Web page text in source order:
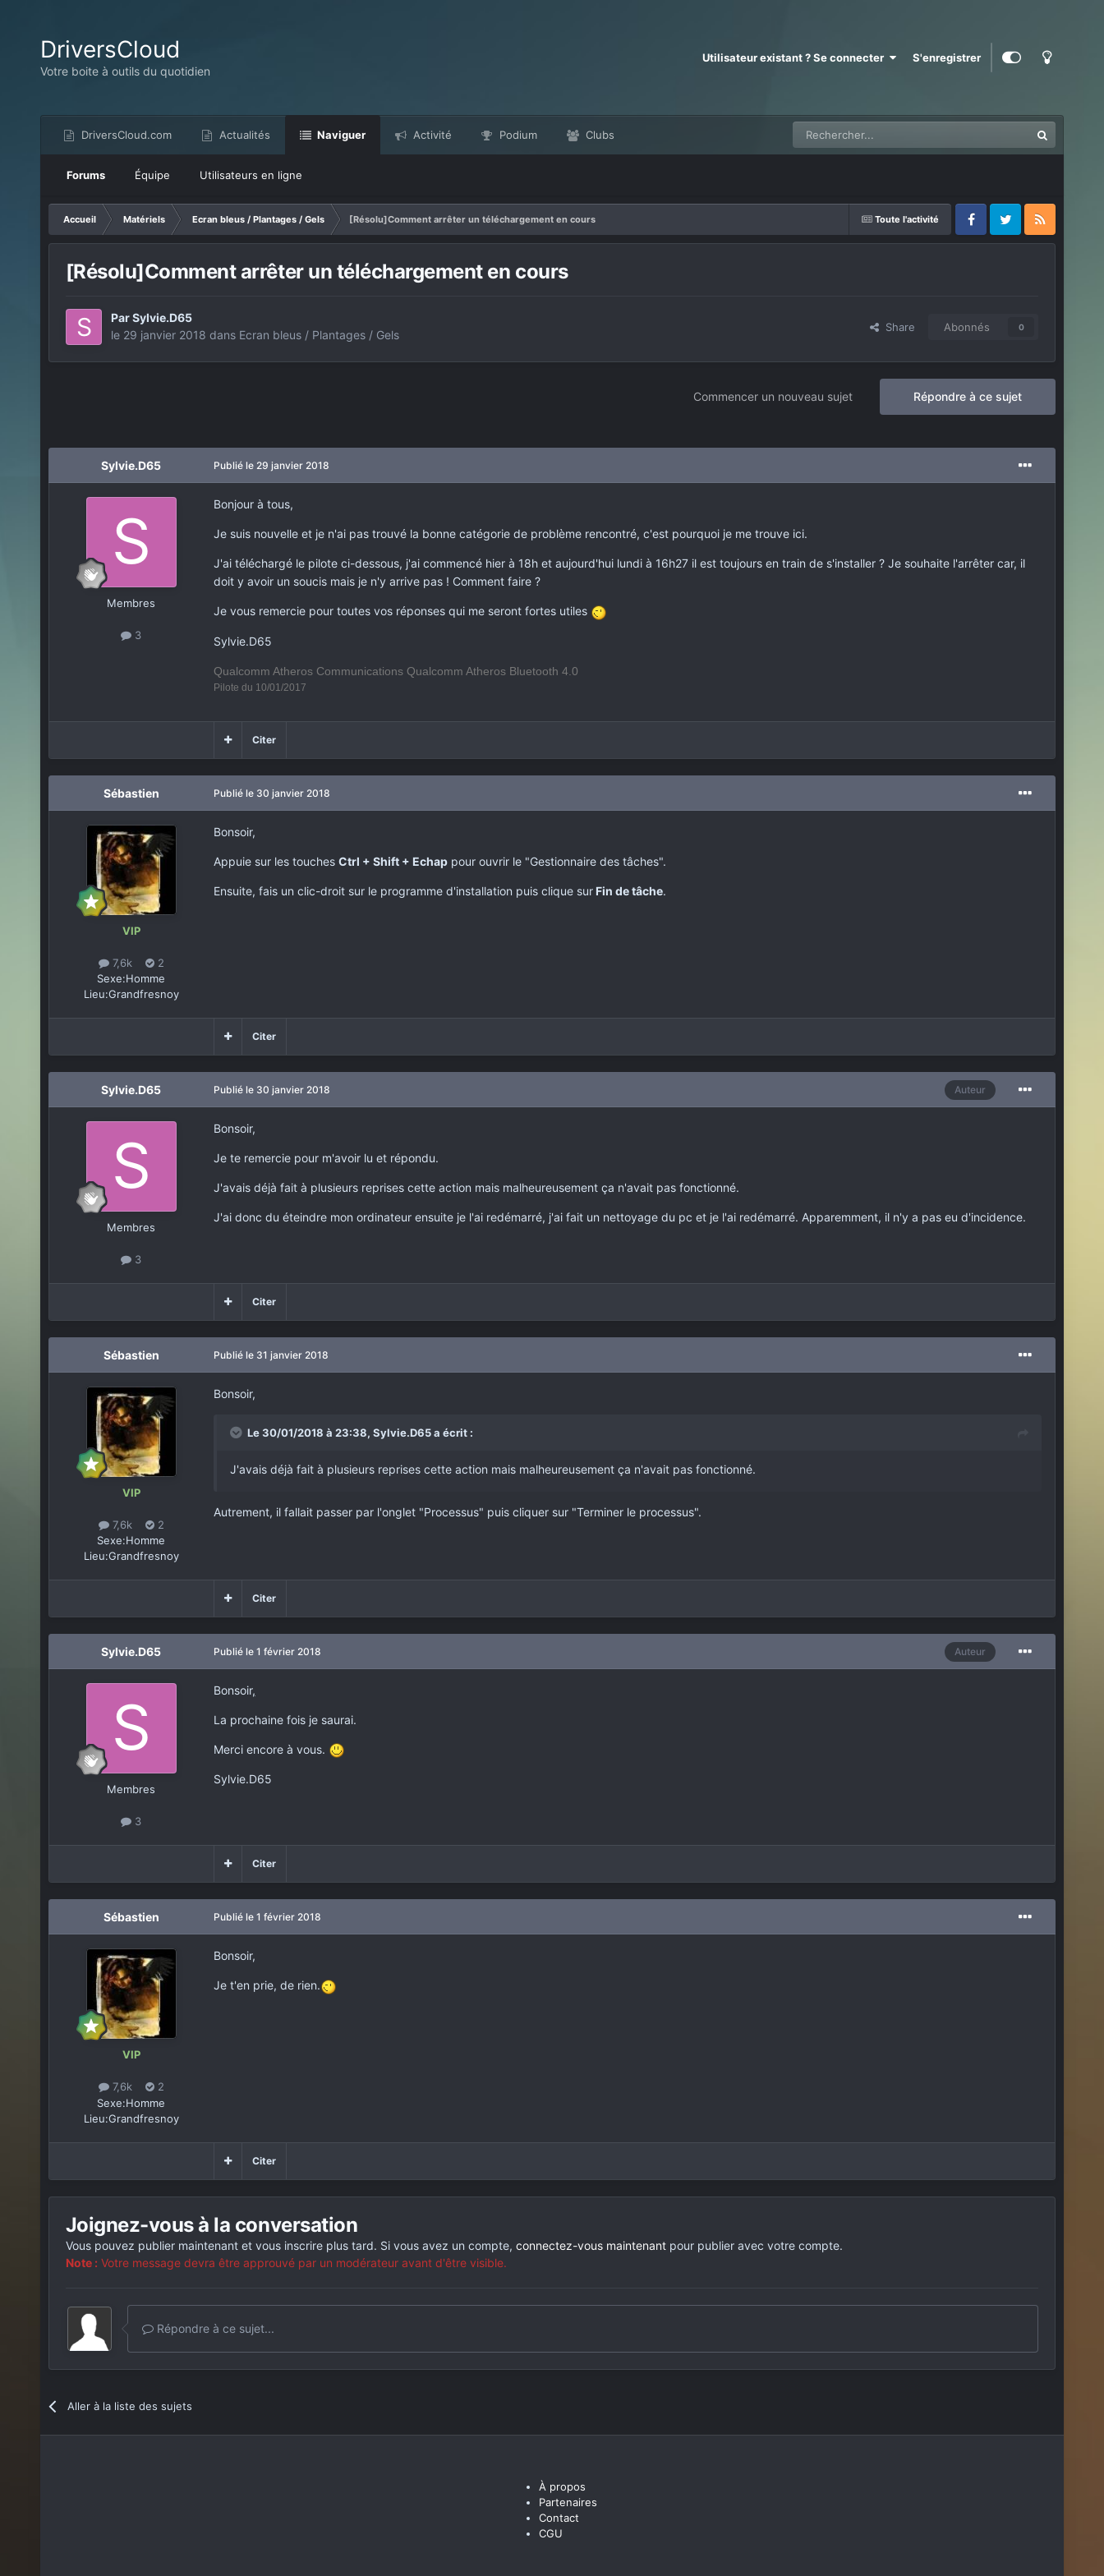
DriversCloud
Votre boite à outils du quotidien
Utilisateur existant ? Se connecter S'enregistrer
DriversCloud.com Actualités Naviguer
Forums Équipe Utilisateurs en ligne
Activité Podium Clubs
Toute l'activité
Accueil Matériels Ecran bleus / Plantages / Gels
[Résolu]Comment arrêter un téléchargement en cours
FacebookTwitter RSS
[Résolu]Comment arrêter un téléchargement en cours
ParSylvie.D65
le 29 janvier 2018 dans Ecran bleus / Plantages / Gels
Share Abonnés 0
Répondre à ce sujet
Commencer un nouveau sujet
Sylvie.D65
Membres
3
Publié le 29 janvier 2018
Bonjour à tous,
Je suis nouvelle et je n'ai pas trouvé la bonne catégorie de problème rencontré, c'est pourquoi je me trouve ici.
J'ai téléchargé le pilote ci-dessous, j'ai commencé hier à 18h et aujourd'hui lundi à 16h27 il est toujours en train de s'installer ? Je souhaite l'arrêter car, il
doit y avoir un soucis mais je n'y arrive pas ! Comment faire ?
Je vous remercie pour toutes vos réponses qui me seront fortes utiles
Sylvie.D65
Qualcomm Atheros Communications Qualcomm Atheros Bluetooth 4.0
Pilote du 10/01/2017
Citer
Sébastien
VIP
7,6k
2
Sexe:Homme
Lieu:Grandfresnoy
Publié le 30 janvier 2018
Bonsoir,
Appuie sur les touches Ctrl + Shift + Echappour ouvrir le "Gestionnaire des tâches".
Ensuite, fais un clic-droit sur le programme d'installation puis clique surFin de tâche.
Citer
Sylvie.D65
Membres
3
Auteur
Publié le 30 janvier 2018
Bonsoir,
Je te remercie pour m'avoir lu et répondu.
J'avais déjà fait à plusieurs reprises cette action mais malheureusement ça n'avait pas fonctionné.
J'ai donc du éteindre mon ordinateur ensuite je l'ai redémarré, j'ai fait un nettoyage du pc et je l'ai redémarré. Apparemment, il n'y a pas eu d'incidence.
Citer
Sébastien
VIP
7,6k
2
Sexe:Homme
Lieu:Grandfresnoy
Publié le 31 janvier 2018
Bonsoir,
Le 30/01/2018 à 23:38, Sylvie.D65a écrit :
J'avais déjà fait à plusieurs reprises cette action mais malheureusement ça n'avait pas fonctionné.
Autrement, il fallait passer par l'onglet "Processus" puis cliquer sur "Terminer le processus".
Citer
Sylvie.D65
Membres
3
Auteur
Publié le 1 février 2018
Bonsoir,
La prochaine fois je saurai.
Merci encore à vous.
Sylvie.D65
Citer
Sébastien
VIP
7,6k
2
Sexe:Homme
Lieu:Grandfresnoy
Publié le 1 février 2018
Bonsoir,
Je t'en prie, de rien.
Citer
Joignez-vous à la conversation
Vous pouvez publier maintenant et vous inscrire plus tard. Si vous avez un compte, connectez-vous maintenantpour publier avec votre compte.
Note : Votre message devra être approuvé par un modérateur avant d'être visible.
Répondre à ce sujet...
Aller à la liste des sujets
À propos
Partenaires
Contact
CGU